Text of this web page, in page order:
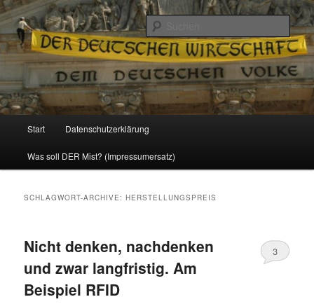
Reizzentrum
Politik, Wirtschaft, Soziales und Gesellschaft
Zum
Inhalt
Zum
sekundären
Start Datenschutzerklärung
Was soll DER Mist? (Impressumersatz)
SCHLAGWORT-ARCHIVE:HERSTELLUNGSPREIS
Nicht denken, nachdenken
und zwar langfristig. Am
Beispiel RFID
3